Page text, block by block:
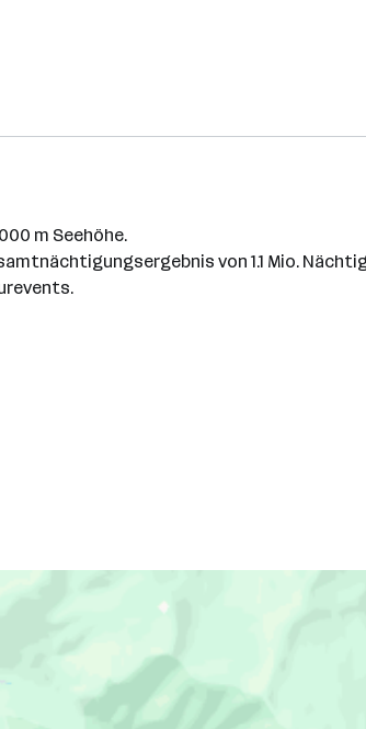
m Seehöhe.
von 1.1 Mio.